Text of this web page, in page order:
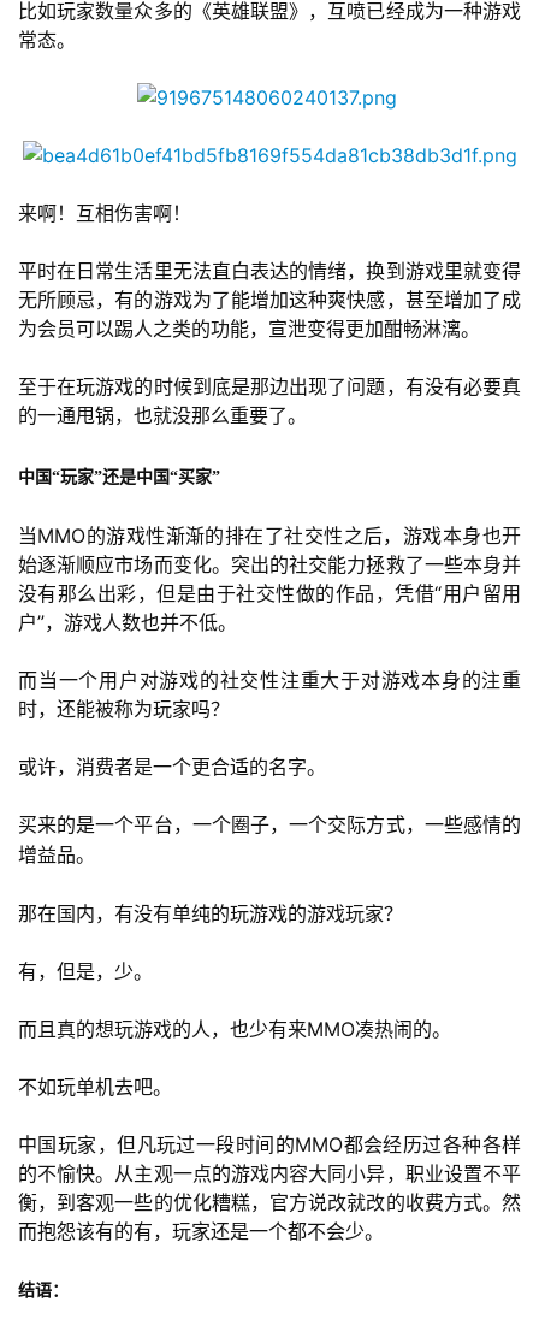
戏
2
第
三
届
金
奖
7
月
3
0
游
接
上
海
中
文
(
中
国
)
比如玩家数量众多的《英雄联盟》，互喷已经成为一种游戏
常态。
来啊！互相伤害啊！
平时在日常生活里无法直白表达的情绪，换到游戏里就变得
无所顾忌，有的游戏为了能增加这种爽快感，甚至增加了成
为会员可以踢人之类的功能，宣泄变得更加酣畅淋漓。
至于在玩游戏的时候到底是那边出现了问题，有没有必要真
的一通甩锅，也就没那么重要了。
中国“玩家”还是中国“买家”
当MMO的游戏性渐渐的排在了社交性之后，游戏本身也开
始逐渐顺应市场而变化。突出的社交能力拯救了一些本身并
没有那么出彩，但是由于社交性做的作品，凭借“用户留用
户”，游戏人数也并不低。
而当一个用户对游戏的社交性注重大于对游戏本身的注重
时，还能被称为玩家吗？
或许，消费者是一个更合适的名字。
买来的是一个平台，一个圈子，一个交际方式，一些感情的
增益品。
那在国内，有没有单纯的玩游戏的游戏玩家？
有，但是，少。
而且真的想玩游戏的人，也少有来MMO凑热闹的。
不如玩单机去吧。
中国玩家，但凡玩过一段时间的MMO都会经历过各种各样
的不愉快。从主观一点的游戏内容大同小异，职业设置不平
衡，到客观一些的优化糟糕，官方说改就改的收费方式。然
而抱怨该有的有，玩家还是一个都不会少。
结语：